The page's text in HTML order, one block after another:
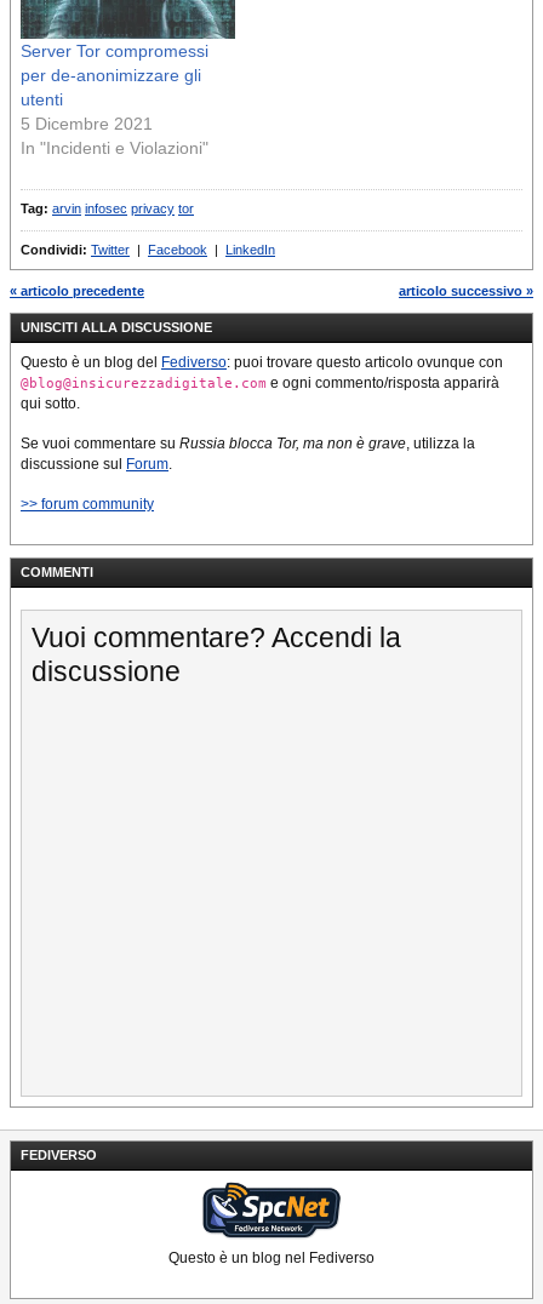
FEDIVERSO
Questo è un blog nel Fediverso
Server Tor compromessi
per de-anonimizzare gli
utenti
5 Dicembre 2021
In "Incidenti e Violazioni"
Tag: arvin infosec privacy tor
Condividi: Twitter | Facebook | LinkedIn
« articolo precedente articolo successivo »
UNISCITI ALLA DISCUSSIONE
Questo è un blog del Fediverso: puoi trovare questo articolo ovunque con
@blog@insicurezzadigitale.com e ogni commento/risposta apparirà
qui sotto.
Se vuoi commentare su Russia blocca Tor, ma non è grave, utilizza la
discussione sul
Forum.
>> forum community
COMMENTI
Vuoi commentare? Accendi la
discussione